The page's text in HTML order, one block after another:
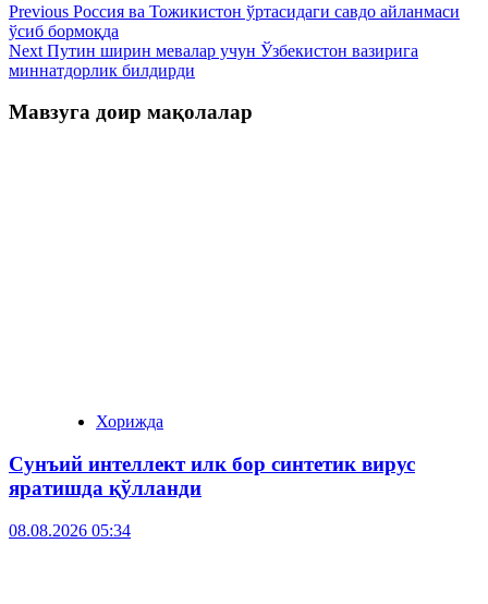
Previous Россия ва Тожикистон ўртасидаги савдо айланмаси
ўсиб бормоқда
Next Путин ширин мевалар учун Ўзбекистон вазирига
миннатдорлик билдирди
Мавзуга доир мақолалар
Хорижда
Сунъий интеллект илк бор синтетик вирус
яратишда қўлланди
08.08.2026 05:34